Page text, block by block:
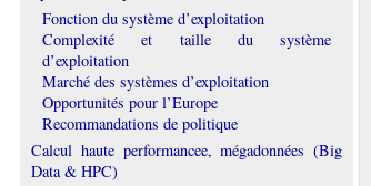
Fonction du système d’exploitation
Complexité et taille du système
d’exploitation
Marché des systèmes d’exploitation
Opportunités pour l’Europe
Recommandations de politique
Calcul haute performancee, mégadonnées (Big
Data & HPC)